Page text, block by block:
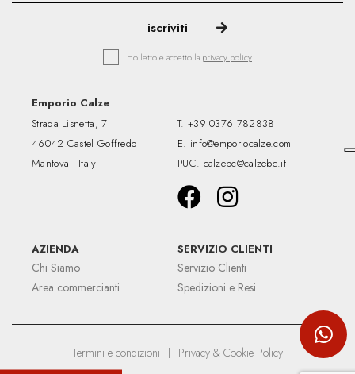
Ho letto e accetto la privacy policy
Emporio Calze
Strada Lisnetta, 7
46042 Castel Goffredo
Mantova - Italy
T. +39 0376 782838
E. info@emporiocalze.com
PUC. calzebc@calzebc.it
AZIENDA
Chi Siamo
Area commercianti
SERVIZIO CLIENTI
Servizio Clienti
Spedizioni e Resi
Termini e condizioni | Privacy & Cookie Policy